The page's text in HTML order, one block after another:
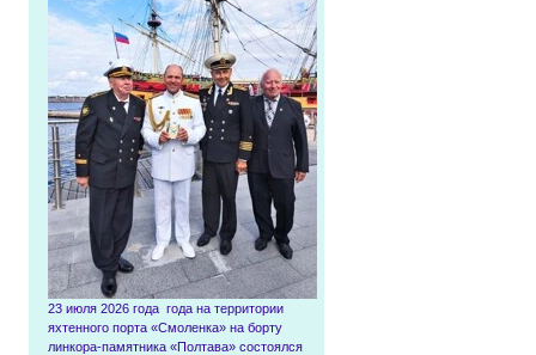
23 июля 2026 года года на территории
яхтенного порта «Смоленка» на борту
линкора-памятника «Полтава» состоялся